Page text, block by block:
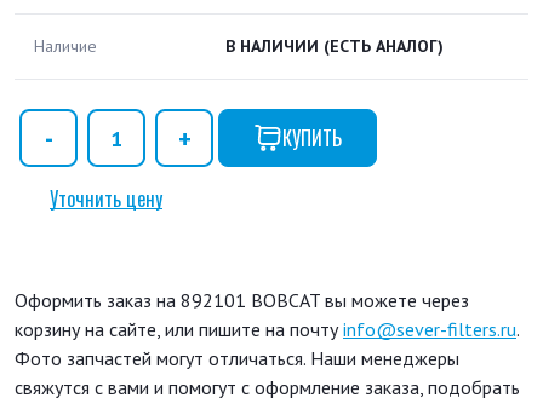
Наличие В НАЛИЧИИ (ЕСТЬ АНАЛОГ)
КУПИТЬ
Уточнить цену
Оформить заказ на 892101 BOBCAT вы можете через
корзину на сайте, или пишите на почтуinfo@sever-filters.ru.
Фото запчастей могут отличаться. Наши менеджеры
свяжутся с вами и помогут с оформление заказа, подобрать